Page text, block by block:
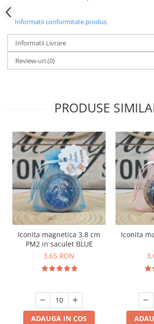
Informatii conformitate produs
Informatii Livrare
Review-uri(0)
PRODUSE
Iconita magnetica 3.8 cm
PM2 in saculet BLUE
3,65 RON
ADAUGA IN COS
Iconita